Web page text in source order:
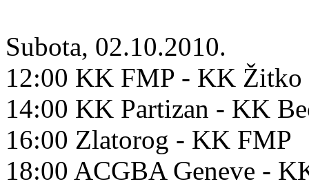
Subota, 02.10.2010.
12:00 KK FMP - KK Žitko
14:00 KK Partizan - KK
16:00 Zlatorog - KK FMP
18:00 ACGBA Geneve -